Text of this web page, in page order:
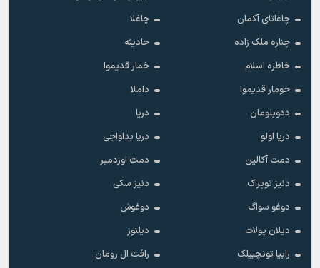
چاغاتای آکمان
چاغلا
چناره ملک زاده
حادیثه
خاطره اسلام
خمار قدیموا
خومار قدیموا
داملا
ددوبلومان
دریا
دریا اولو
دریا بداواجی
دمت آکالین
دمت اوزدمیر
دنیز توپراک
دنیز سکی
دوغو سواگ
دوغوش
دیلان پولات
دیلنوز
رابیا تونچبیلک
رافت ال رومان